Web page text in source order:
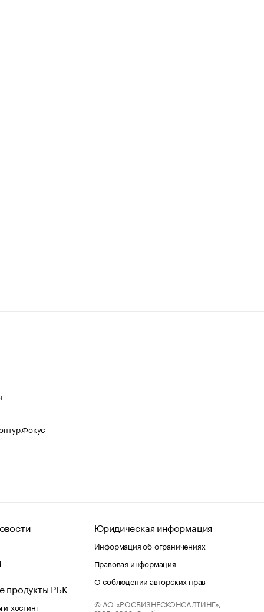
продукты РБК
хостинг
Юридическая информация
Информация об ограничениях
Правовая информация
О соблюдении авторских прав
© АО «РОСБИЗНЕСКОНСАЛТИНГ»,